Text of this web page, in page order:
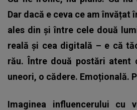
Dar dacă e ceva ce am învățat
ales din și între cele două
reală și cea digitală – e că
rău. Între două postări atent
uneori, o cădere. Emoțională.
Imaginea influencerului cu